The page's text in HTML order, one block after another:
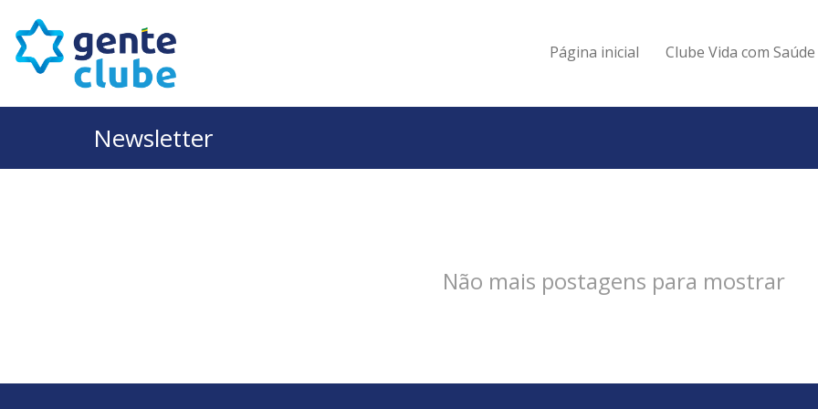
Página inicial Clube Vida com Saúde
Newsletter
Não mais postagens para mostrar